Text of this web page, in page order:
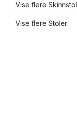
Vise flere Skinnstol
Vise flere Stoler